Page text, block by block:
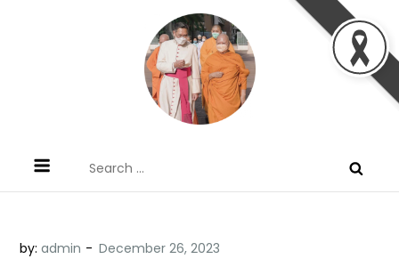
ประทานพระพรแก่พวกท่านท้งหลายเทอญ
for:
by:admin